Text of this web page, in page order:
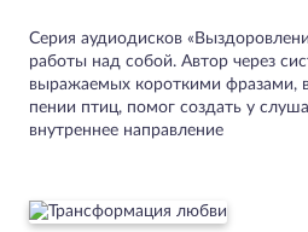
Серия аудиодисков
работы над собой. Автор через
выражаемых короткими фразами,
пении птиц, помог создать у
внутреннее направление